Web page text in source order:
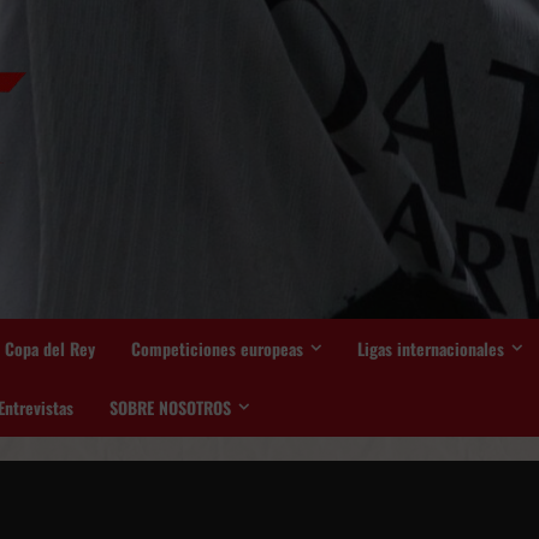
Copa del Rey Competiciones europeas Ligas internacionales
Entrevistas SOBRE NOSOTROS